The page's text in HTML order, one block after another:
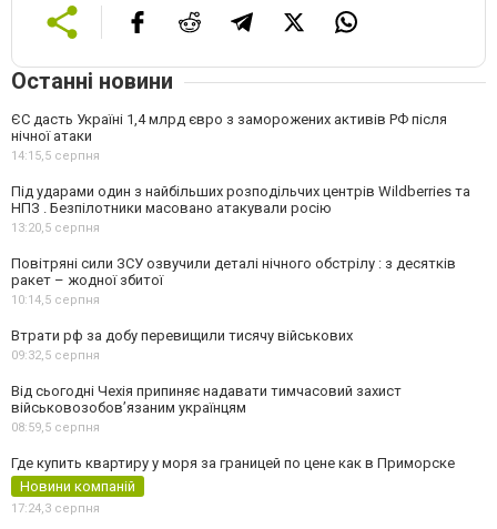
Останні новини
ЄС дасть Україні 1,4 млрд євро з заморожених активів РФ після
нічної атаки
14:15,5 серпня
Під ударами один з найбільших розподільчих центрів Wildberries та
НПЗ . Безпілотники масовано атакували росію
13:20,5 серпня
Повітряні сили ЗСУ озвучили деталі нічного обстрілу : з десятків
ракет – жодної збитої
10:14,5 серпня
Втрати рф за добу перевищили тисячу військових
09:32,5 серпня
Від сьогодні Чехія припиняє надавати тимчасовий захист
військовозобов’язаним українцям
08:59,5 серпня
Где купить квартиру у моря за границей по цене как в Приморске
Новини компаній
17:24,3 серпня